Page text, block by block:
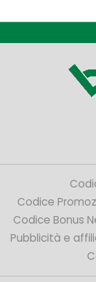
Codice
Codice Bonus
Pubblicità e